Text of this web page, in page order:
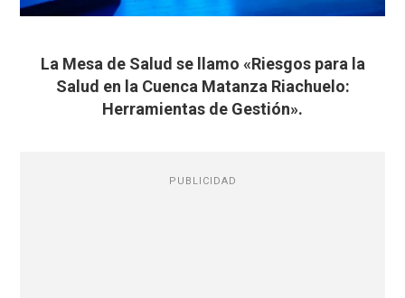
La Mesa de Salud se llamo «Riesgos para la
Salud en la Cuenca Matanza Riachuelo:
Herramientas de Gestión».
PUBLICIDAD